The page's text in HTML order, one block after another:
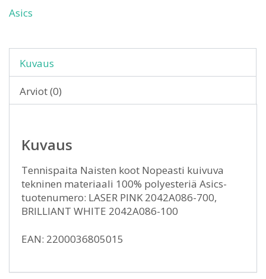
Asics
Kuvaus
Arviot (0)
Kuvaus
Tennispaita Naisten koot Nopeasti kuivuva
tekninen materiaali 100% polyesteriä Asics-
tuotenumero: LASER PINK 2042A086-700,
BRILLIANT WHITE 2042A086-100
EAN: 2200036805015